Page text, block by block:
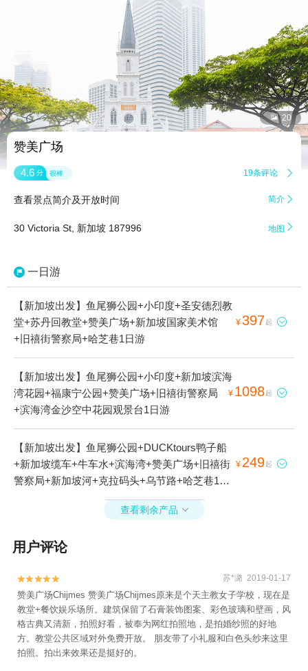
 20
赞美广场
4.6 分 很棒 19条评论 
查看景点简介及开放时间 简介 
30 Victoria St, 新加坡 187996 地图 
一日游
【新加坡出发】鱼尾狮公园+小印度+圣安德烈教
堂+苏丹回教堂+赞美广场+新加坡国家美术馆
+旧禧街警察局+哈芝巷1日游
¥397起 
【新加坡出发】鱼尾狮公园+小印度+新加坡滨海
湾花园+福康宁公园+赞美广场+旧禧街警察局
+滨海湾金沙空中花园观景台1日游
¥ 1098起 
【新加坡出发】鱼尾狮公园+DUCKtours鸭子船
+新加坡缆车+牛车水+滨海湾+赞美广场+旧禧街
警察局+新加坡河+克拉码头+乌节路+哈芝巷1日
¥ 249起 
查看剩余产品 
用户评论

 苏*潞 2019-01-17
赞美广场Chijmes 赞美广场Chijmes原来是个天主教女子学校，现在是
教堂+餐饮娱乐场所。建筑保留了石膏装饰图案、彩色玻璃和壁画，风
格古典又清新，拍照好看，被奉为网红拍照地，是拍婚纱照的好地
方。教堂公共区域对外免费开放。 朋友带了小礼服和白色头纱来这里
拍照。拍出来效果还是挺好的。